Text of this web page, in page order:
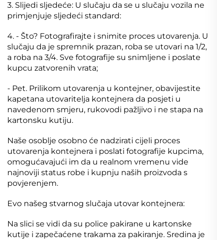
3. Slijedi sljedeće: U slučaju da se u slučaju vozila ne
primjenjuje sljedeći standard:
4. - Što? Fotografirajte i snimite proces utovarenja. U
slučaju da je spremnik prazan, roba se utovari na 1/2,
a roba na 3/4. Sve fotografije su snimljene i poslate
kupcu zatvorenih vrata;
- Pet. Prilikom utovarenja u kontejner, obavijestite
kapetana utovaritelja kontejnera da posjeti u
navedenom smjeru, rukovodi pažljivo i ne stapa na
kartonsku kutiju.
Naše osoblje osobno će nadzirati cijeli proces
utovarenja kontejnera i poslati fotografije kupcima,
omogućavajući im da u realnom vremenu vide
najnoviji status robe i kupnju naših proizvoda s
povjerenjem.
Evo našeg stvarnog slučaja utovar kontejnera:
Na slici se vidi da su police pakirane u kartonske
kutije i zapečaćene trakama za pakiranje. Sredina je